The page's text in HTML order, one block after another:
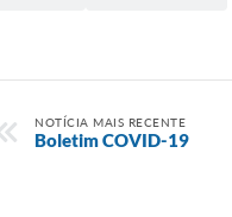
NOTÍCIA MAIS RECENTE
Boletim COVID-19